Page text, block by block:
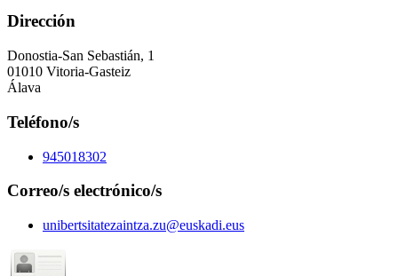
Dirección
Donostia-San Sebastián, 1
01010 Vitoria-Gasteiz
Álava
Teléfono/s
945018302
Correo/s electrónico/s
unibertsitatezaintza.zu@euskadi.eus